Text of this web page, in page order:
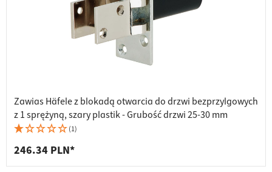
Zawias Häfele z blokadą otwarcia do drzwi bezprzylgowych
z 1 sprężyną, szary plastik - Grubość drzwi 25-30 mm
(1)
246.34 PLN*